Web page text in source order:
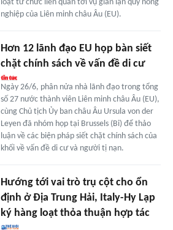
loạt từ chức liên quan tới vụ gian lận quỹ nông
nghiệp của Liên minh châu Âu (EU).
Hơn 12 lãnh đạo EU họp bàn siết
chặt chính sách về vấn đề di cư
Ngày 26/6, phân nửa nhà lãnh đạo trong tổng
số 27 nước thành viên Liên minh châu Âu (EU),
cùng Chủ tịch Ủy ban châu Âu Ursula von der
Leyen đã nhóm họp tại Brussels (Bỉ) để thảo
luận về các biện pháp siết chặt chính sách của
khối về vấn đề di cư và người tị nạn.
Hướng tới vai trò trụ cột cho ổn
định ở Địa Trung Hải, Italy-Hy Lạp
ký hàng loạt thỏa thuận hợp tác